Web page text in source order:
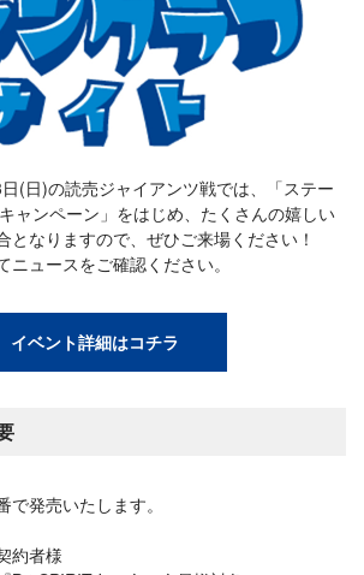
(日)の読売ジャイアンツ戦では、「ステー
ャンペーン」をはじめ、たくさんの嬉しい
となりますので、ぜひご来場ください！
ニュースをご確認ください。
イベント詳細はコチラ
発売いたします。
約者様